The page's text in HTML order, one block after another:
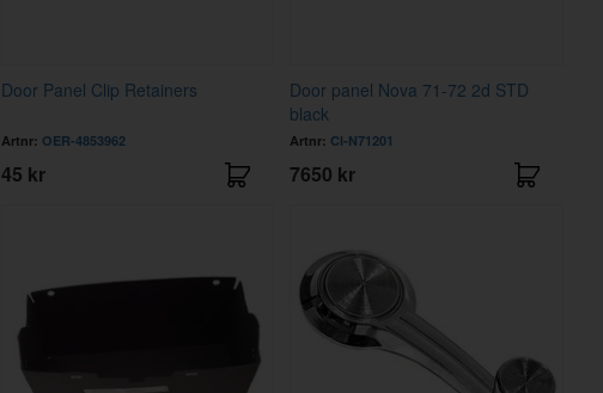
Door Panel Clip Retainers
Artnr: OER-4853962
45 kr
Door panel Nova 71-72 2d STD
black
Artnr: CI-N71201
7650 kr